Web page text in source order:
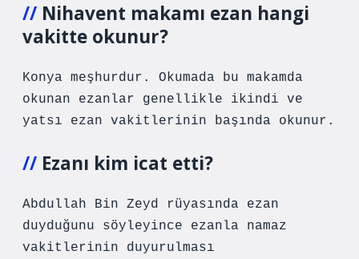
Nihavent makamı ezan hangi
vakitte okunur?
Konya meşhurdur. Okumada bu makamda
okunan ezanlar genellikle ikindi ve
yatsı ezan vakitlerinin başında okunur.
Ezanı kim icat etti?
Abdullah Bin Zeyd rüyasında ezan
duyduğunu söyleyince ezanla namaz
vakitlerinin duyurulması